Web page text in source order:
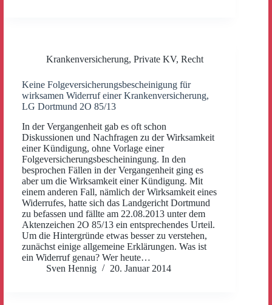
Krankenversicherung, Private KV, Recht
Keine Folgeversicherungsbescheinigung für
wirksamen Widerruf einer Krankenversicherung,
LG Dortmund 2O 85/13
In der Vergangenheit gab es oft schon
Diskussionen und Nachfragen zu der Wirksamkeit
einer Kündigung, ohne Vorlage einer
Folgeversicherungsbescheiningung. In den
besprochen Fällen in der Vergangenheit ging es
aber um die Wirksamkeit einer Kündigung. Mit
einem anderen Fall, nämlich der Wirksamkeit eines
Widerrufes, hatte sich das Landgericht Dortmund
zu befassen und fällte am 22.08.2013 unter dem
Aktenzeichen 2O 85/13 ein entsprechendes Urteil.
Um die Hintergründe etwas besser zu verstehen,
zunächst einige allgemeine Erklärungen. Was ist
ein Widerruf genau? Wer heute…
Sven Hennig
20. Januar 2014